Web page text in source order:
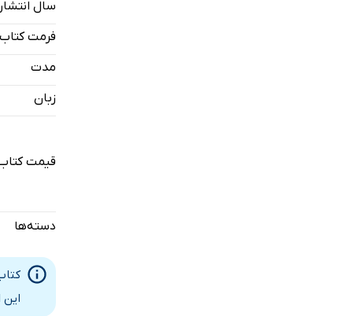
سال انتشار
فرمت کتاب
مدت
زبان
قیمت
دسته‌ها